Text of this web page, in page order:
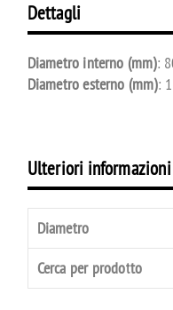
Dettagli
Diametro interno (mm):
Diametro esterno (mm):
Ulteriori informazioni
Diametro
Cerca per prodotto
Raffrescatori evaporativi:
e i vantaggi nel
industriale
rinfrescare ambienti di medie e
similari, con costi molto più
l'adozione...